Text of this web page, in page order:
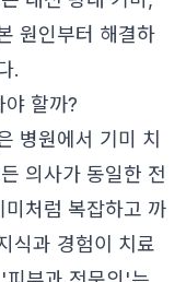
원인부터 해결하
.
야 할까?
병원에서 기미 치
의사가 동일한 전
처럼 복잡하고 까
식과 경험이 치료